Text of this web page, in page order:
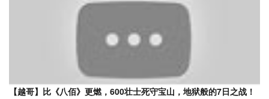
【越哥】比《八佰》更燃，600壮士死守宝山，地狱般的7日之战！